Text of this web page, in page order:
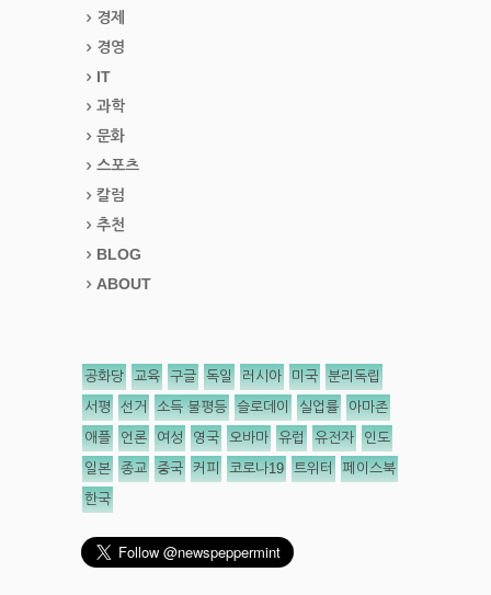
경제
경영
IT
과학
문화
스포츠
칼럼
추천
BLOG
ABOUT
공화당 교육 구글 독일 러시아 미국 분리독립
서평 선거 소득 불평등 슬로데이 실업률 아마존
애플 언론 여성 영국 오바마 유럽 유전자 인도
일본 종교 중국 커피 코로나19 트위터 페이스북
한국